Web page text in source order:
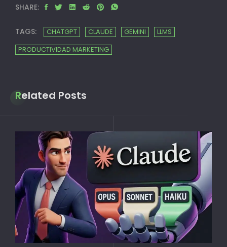
SHARE:
TAGS: CHATGPT CLAUDE GEMINI
LLMS
PRODUCTIVIDAD MARKETING
Related Posts